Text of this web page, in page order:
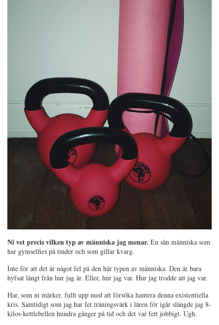
Ni vet precis vilken typ av människa jag menar. En sån människa som
har gymselfies på tinder och som gillar kvarg.
Inte för att det är något fel på den här typen av människa. Den är bara
hyfsat långt från hur jag är. Eller, hur jag var. Hur jag trodde att jag var.
Har, som ni märker, fullt upp med att försöka hantera denna existentiella
kris. Samtidigt som jag har fet träningsvärk i låren för igår slängde jag 8-
kilos-kettlebellen hundra gånger på tid och det var fett jobbigt. Ugh.